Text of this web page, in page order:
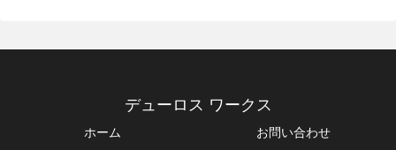
デューロス ワークス
ホーム お問い合わせ